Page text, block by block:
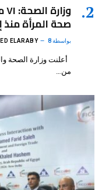
صحة المرأة منذ
بواسطة ELARABY 8 أغسطس، 2026
من…